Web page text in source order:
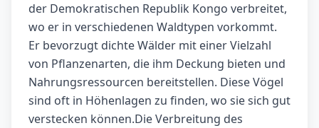
der Demokratischen Republik Kongo verbreitet,
wo er in verschiedenen Waldtypen vorkommt.
Er bevorzugt dichte Wälder mit einer Vielzahl
von Pflanzenarten, die ihm Deckung bieten und
Nahrungsressourcen bereitstellen. Diese Vögel
sind oft in Höhenlagen zu finden, wo sie sich gut
verstecken können.Die Verbreitung des